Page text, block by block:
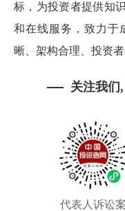
标，为投资者提供知
和在线服务，致力于
晰、架构合理、投资
关注我们
代表人诉讼案